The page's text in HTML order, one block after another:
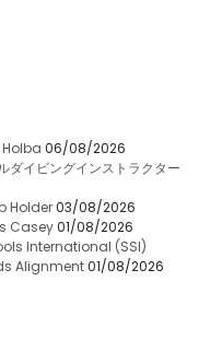
06/08/2026
ダイビングインストラクター
Holder03/08/2026
Casey01/08/2026
International (SSI)
Alignment01/08/2026